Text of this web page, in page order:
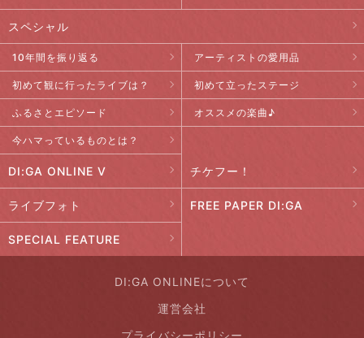
スペシャル
10年間を振り返る アーティストの愛用品
初めて観に行ったライブは？ 初めて立ったステージ
ふるさとエピソード オススメの楽曲♪
今ハマっているものとは？
DI:GA ONLINE V チケフー！
ライブフォト FREE PAPER DI:GA
SPECIAL FEATURE
DI:GA ONLINEについて
運営会社
プライバシーポリシー